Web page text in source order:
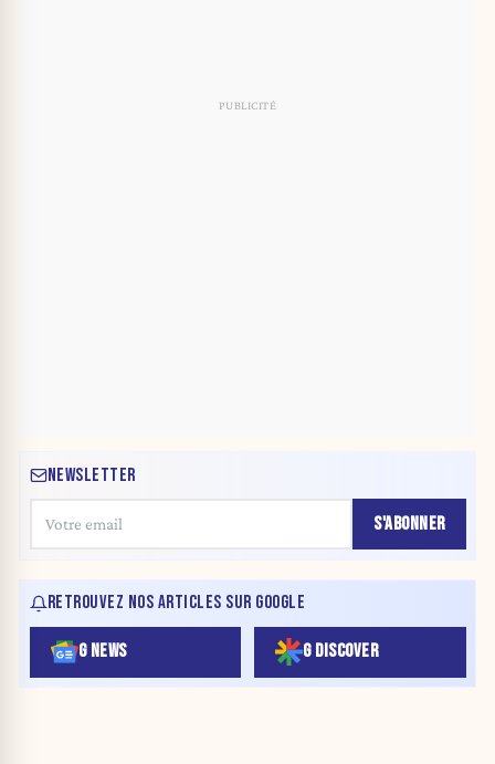
NEWSLETTER
S'ABONNER
RETROUVEZ NOS ARTICLES SUR GOOGLE
G NEWS G DISCOVER